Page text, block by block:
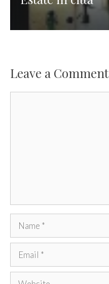
Leave a Comment
Name
Email
Website